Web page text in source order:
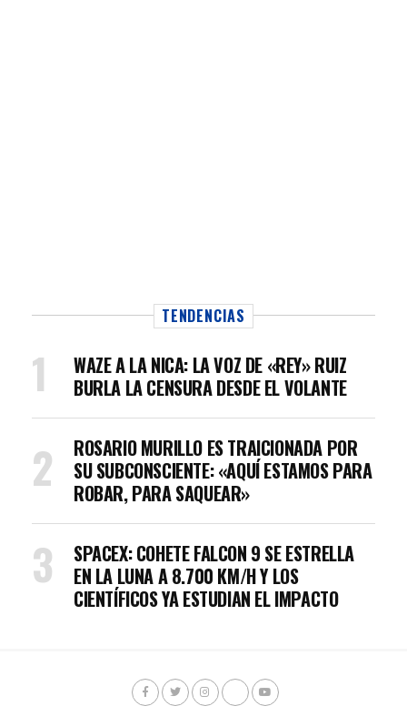
TENDENCIAS
WAZE A LA NICA: LA VOZ DE «REY» RUIZ
BURLA LA CENSURA DESDE EL VOLANTE
ROSARIO MURILLO ES TRAICIONADA POR
SU SUBCONSCIENTE: «AQUÍ ESTAMOS PARA
ROBAR, PARA SAQUEAR»
SPACEX: COHETE FALCON 9 SE ESTRELLA
EN LA LUNA A 8.700 KM/H Y LOS
CIENTÍFICOS YA ESTUDIAN EL IMPACTO